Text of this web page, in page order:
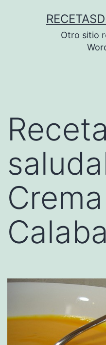
Otro sitio
Receta